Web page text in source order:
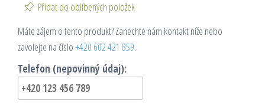
Přidat do oblíbených položek
Máte zájem o tento produkt? Zanechte nám kontakt níže nebo
zavolejte na číslo+420 602 421 859.
Telefon (nepovinný údaj):